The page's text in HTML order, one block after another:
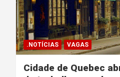
.NOTÍCIAS VAGAS
Cidade de Quebec